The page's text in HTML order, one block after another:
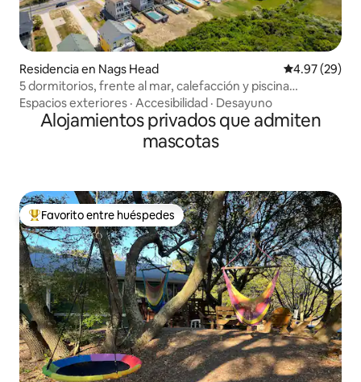
Residencia en Nags Head Calificación
4.97 (29)
5 dormitorios, frente al mar, calefacción y piscina
climatizada/jacuzzi.
Espacios exteriores · Accesibilidad · Desayuno
Alojamientos privados que admiten
mascotas
De los mejores en Favorito entre huéspedes
Favorito entre huéspedes